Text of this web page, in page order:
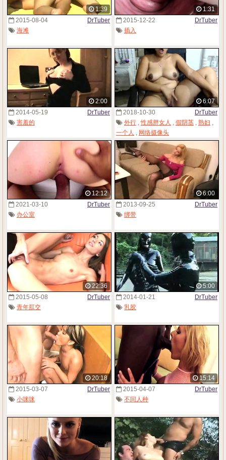
1:39
2015-08-04
DrTuber
海滩
1:31
2015-12-22
DrTuber
插入
2:00
2014-05-19
DrTuber
害羞的
6:07
2018-10-30
DrTuber
外行 ,性感胖女人 , 假阴茎 , 熟妇 ,
一个人 , 网络摄像头
12:12
2021-03-10
DrTuber
办公室
6:00
2013-09-25
DrTuber
绑带
22:36
2015-05-08
DrTuber
青年肛交
5:00
2014-01-21
DrTuber
乳胶
20:18
2015-03-07
DrTuber
小咪咪
15:14
2015-04-07
DrTuber
不同人种